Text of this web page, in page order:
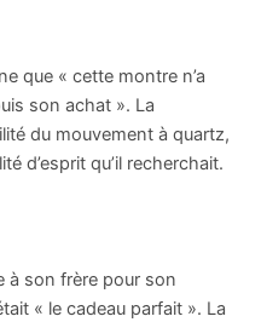
que « cette montre n’a
son achat ». La
du mouvement à quartz,
d’esprit qu’il recherchait.
à son frère pour son
« le cadeau parfait ». La